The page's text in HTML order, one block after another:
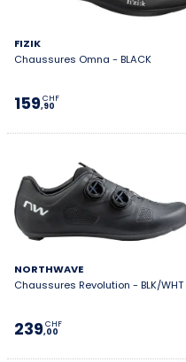
FIZIK
Chaussures Omna - BLACK
159,90
CHF
NORTHWAVE
Chaussures Revolution - BLK/WHT
239,00
CHF